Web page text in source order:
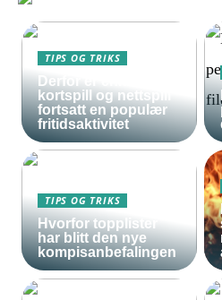
TIPS OG TRIKS
Derfor er enkle
kortspill og nettspill
fortsatt en populær
fritidsaktivitet
TIPS OG TRIKS
Hvorfor topplister
har blitt den nye
kompisanbefalingen